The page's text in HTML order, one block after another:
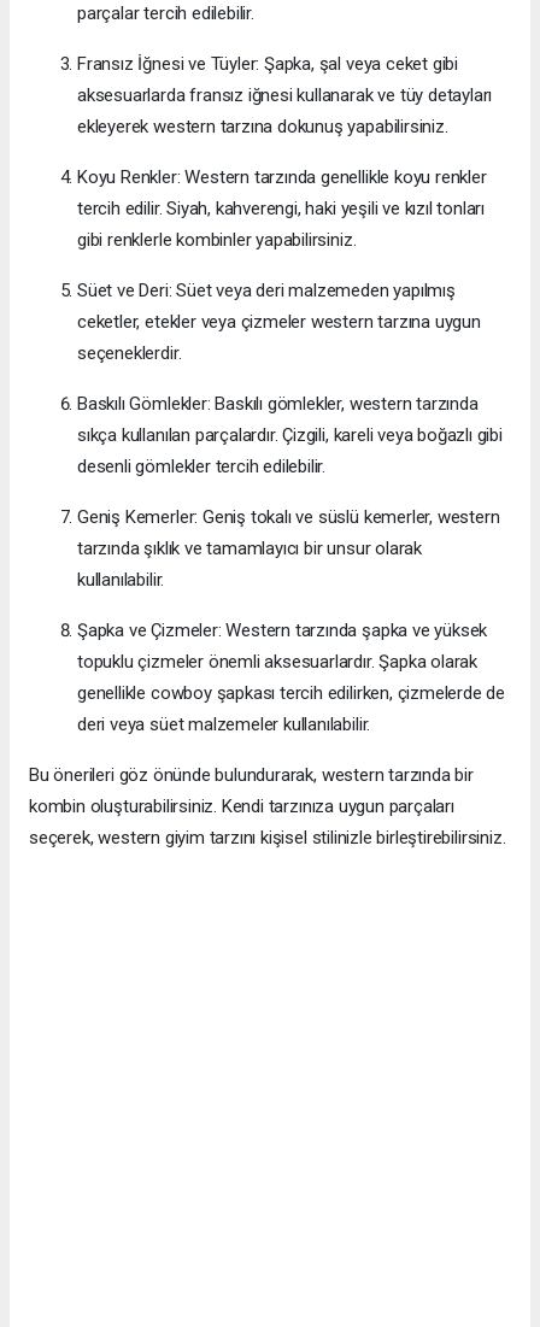
parçalar tercih edilebilir.
Fransız İğnesi ve Tüyler: Şapka, şal veya ceket gibi
aksesuarlarda fransız iğnesi kullanarak ve tüy detayları
ekleyerek western tarzına dokunuş yapabilirsiniz.
Koyu Renkler: Western tarzında genellikle koyu renkler
tercih edilir. Siyah, kahverengi, haki yeşili ve kızıl tonları
gibi renklerle kombinler yapabilirsiniz.
Süet ve Deri: Süet veya deri malzemeden yapılmış
ceketler, etekler veya çizmeler western tarzına uygun
seçeneklerdir.
Baskılı Gömlekler: Baskılı gömlekler, western tarzında
sıkça kullanılan parçalardır. Çizgili, kareli veya boğazlı gibi
desenli gömlekler tercih edilebilir.
Geniş Kemerler: Geniş tokalı ve süslü kemerler, western
tarzında şıklık ve tamamlayıcı bir unsur olarak
kullanılabilir.
Şapka ve Çizmeler: Western tarzında şapka ve yüksek
topuklu çizmeler önemli aksesuarlardır. Şapka olarak
genellikle cowboy şapkası tercih edilirken, çizmelerde de
deri veya süet malzemeler kullanılabilir.
Bu önerileri göz önünde bulundurarak, western tarzında bir
kombin oluşturabilirsiniz. Kendi tarzınıza uygun parçaları
seçerek, western giyim tarzını kişisel stilinizle birleştirebilirsiniz.